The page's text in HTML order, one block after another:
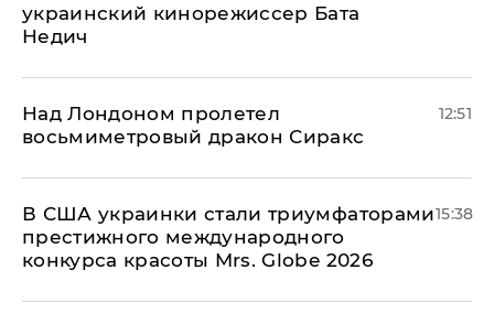
украинский кинорежиссер Бата
Недич
Над Лондоном пролетел
восьмиметровый дракон Сиракс
12:51
В США украинки стали триумфаторами
престижного международного
конкурса красоты Mrs. Globe 2026
15:38